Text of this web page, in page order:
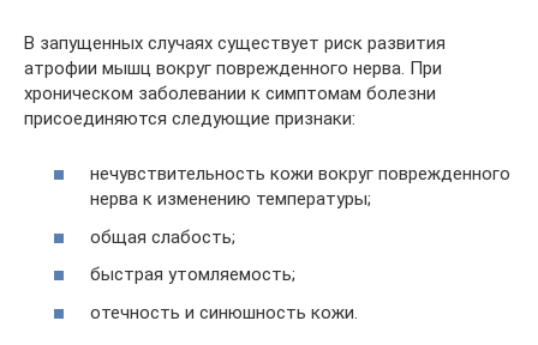
В запущенных случаях существует риск развития
атрофии мышц вокруг поврежденного нерва. При
хроническом заболевании к симптомам болезни
присоединяются следующие признаки:
нечувствительность кожи вокруг поврежденного
нерва к изменению температуры;
общая слабость;
быстрая утомляемость;
отечность и синюшность кожи.